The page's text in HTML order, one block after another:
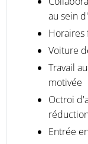
au sein
Horaires
Voiture
Travail
motivée
Octroi
Entrée